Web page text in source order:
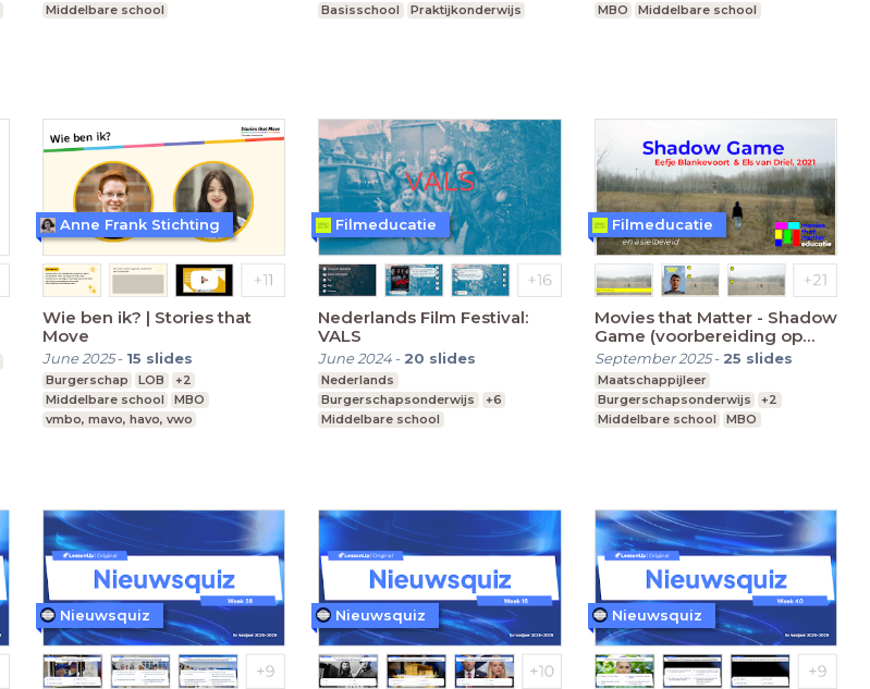
Middelbare school
Basisschool
Praktijkonderwijs
MBO
Middelbare school
Wie ben ik? | Stories that
Move
June 2025- 15 slides
Burgerschap LOB
+2
Middelbare school
MBO
vmbo, mavo, havo, vwo
Anne Frank Stichting
Nederlands Film Festival:
VALS
June 2024- 20 slides
Nederlands
Burgerschapsonderwijs
+6
Middelbare school
Filmeducatie
Movies that Matter - Shadow
Game (voorbereiding op
film kijken) - v.a. vmbo-
breed
September 2025- 25 slides
Maatschappijleer
Burgerschapsonderwijs
+2
Middelbare school
MBO
Filmeducatie
Nieuwsquiz Nieuwsquiz Nieuwsquiz